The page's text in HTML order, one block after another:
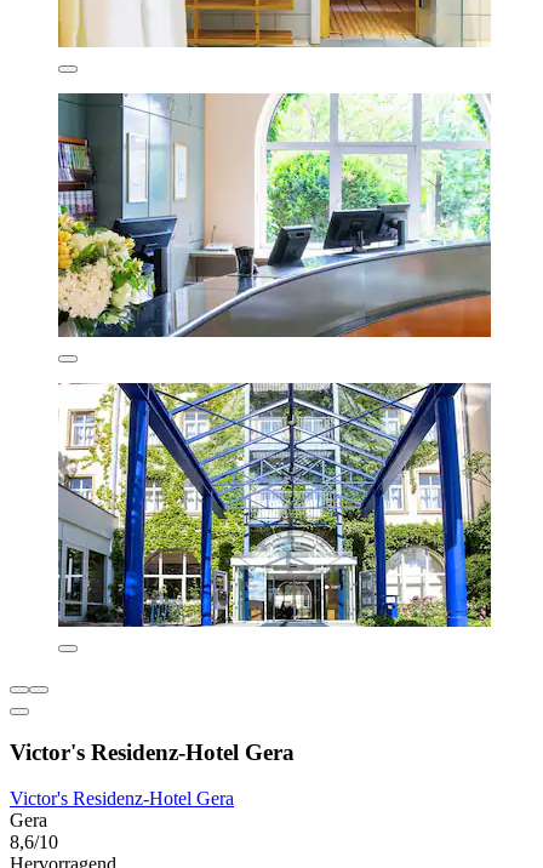
Victor's Residenz-Hotel Gera
Victor's Residenz-Hotel Gera
Gera
8,6/10